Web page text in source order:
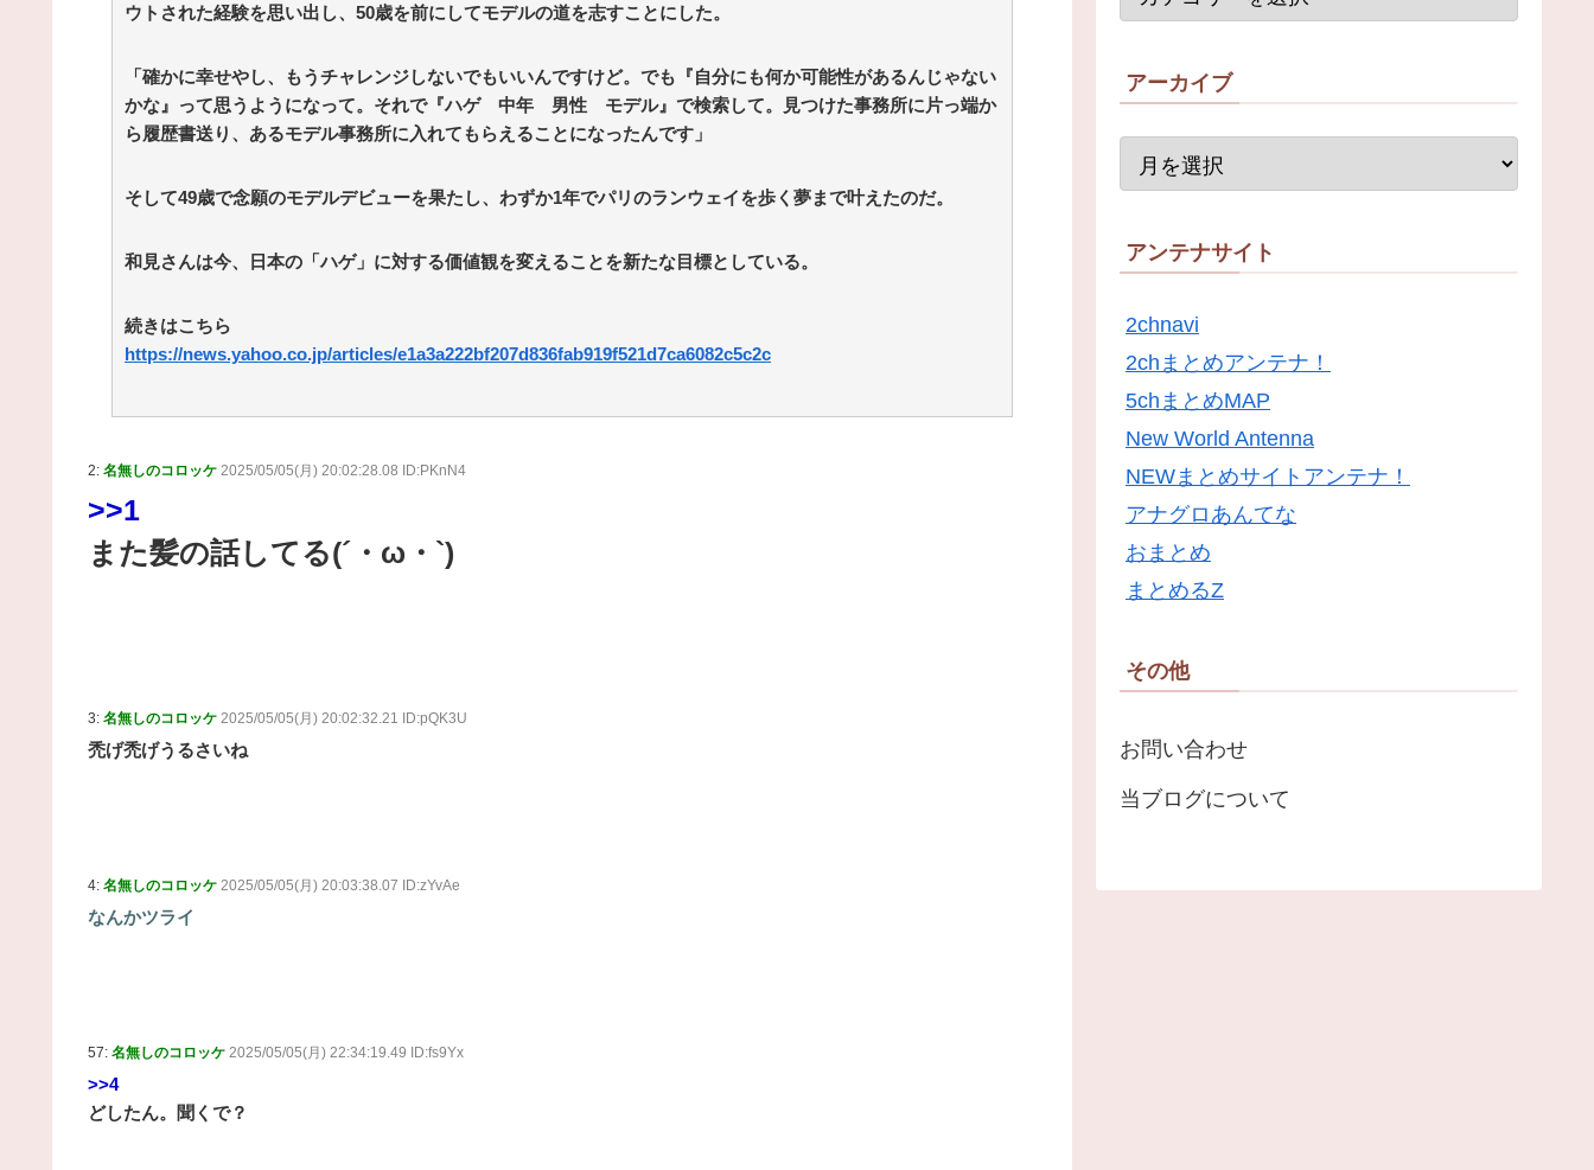
ウトされた経験を思い出し、50歳を前にしてモデルの道を志すことにした。
「確かに幸せやし、もうチャレンジしないでもいいんですけど。でも『自分にも何か可能性があるんじゃない
かな』って思うようになって。それで『ハゲ 中年 男性 モデル』で検索して。見つけた事務所に片っ端か
ら履歴書送り、あるモデル事務所に入れてもらえることになったんです」
そして49歳で念願のモデルデビューを果たし、わずか1年でパリのランウェイを歩く夢まで叶えたのだ。
和見さんは今、日本の「ハゲ」に対する価値観を変えることを新たな目標としている。
続きはこちら
https://news.yahoo.co.jp/articles/e1a3a222bf207d836fab919f521d7ca6082c5c2c
2: 名無しのコロッケ 2025/05/05(月) 20:02:28.08 ID:PKnN4
>>1
また髪の話してる(´・ω・`)
3: 名無しのコロッケ 2025/05/05(月) 20:02:32.21 ID:pQK3U
禿げ禿げうるさいね
4: 名無しのコロッケ 2025/05/05(月) 20:03:38.07 ID:zYvAe
なんかツライ
57: 名無しのコロッケ 2025/05/05(月) 22:34:19.49 ID:fs9Yx
>>4
どしたん。聞くで？
アーカイブ
アンテナサイト
2chnavi
2chまとめアンテナ！
5chまとめMAP
New World Antenna
NEWまとめサイトアンテナ！
アナグロあんてな
おまとめ
まとめるZ
その他
お問い合わせ
当ブログについて